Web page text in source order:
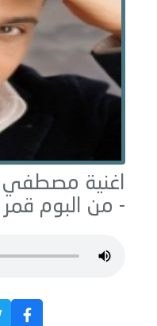
اغنية مصطفي
- من البوم